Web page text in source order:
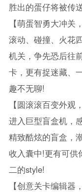
胜出的蛋仔将被传
【萌蛋智勇大冲关
滚动、碰撞、火花
机关，争先恐后往
卡，更有捉迷藏、
趣不无聊!
【圆滚滚百变外观
进入巨型盲盒机，
精致酷炫的盲盒，
收入囊中!更有可供
二的style!
【创意关卡编辑器